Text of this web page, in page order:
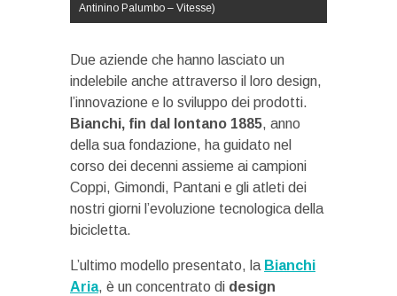
Antinino Palumbo – Vitesse)
Due aziende che hanno lasciato un
indelebile anche attraverso il loro design,
l’innovazione e lo sviluppo dei prodotti.
Bianchi, fin dal lontano 1885, anno
della sua fondazione, ha guidato nel
corso dei decenni assieme ai campioni
Coppi, Gimondi, Pantani e gli atleti dei
nostri giorni l’evoluzione tecnologica della
bicicletta.
L’ultimo modello presentato, la Bianchi
Aria, è un concentrato di design